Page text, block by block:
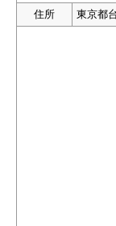
住所
東京都